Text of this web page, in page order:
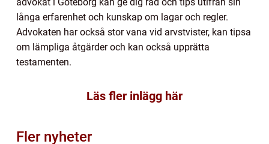
långa erfarenhet och kunskap om lagar och regler.
Advokaten har också stor vana vid arvstvister, kan tipsa
om lämpliga åtgärder och kan också upprätta
testamenten.
Läs fler inlägg här
Fler nyheter